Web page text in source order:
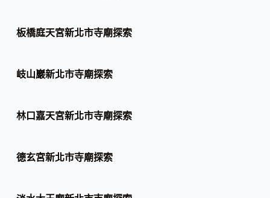
板橋庭天宮新北市寺廟探索
岐山巖新北市寺廟探索
林口嘉天宮新北市寺廟探索
德玄宮新北市寺廟探索